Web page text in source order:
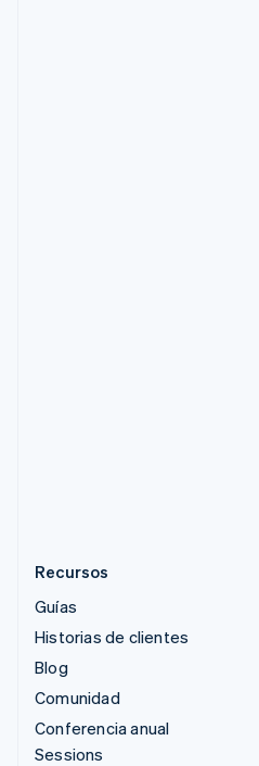
Recursos
Guías
Historias de clientes
Blog
Comunidad
Conferencia anual
Sessions